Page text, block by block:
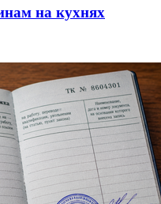
на кухнях